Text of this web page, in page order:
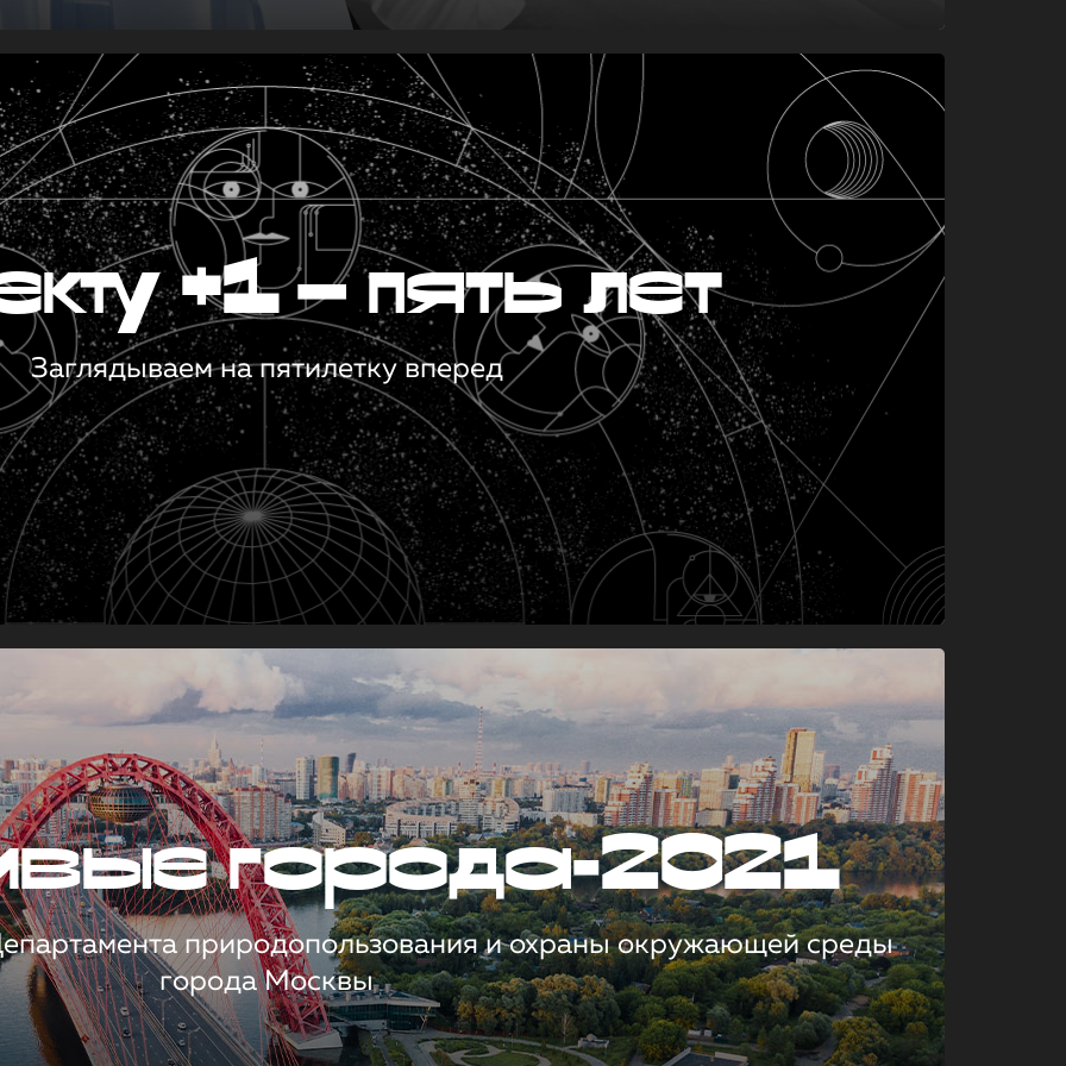
+1 — пять лет
Заглядываем на пятилетку вперед
города-2021
природопользования и охраны окружающей среды
города Москвы